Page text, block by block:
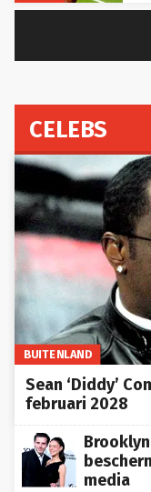
CELEBS
BUITENLAND
Sean ‘Diddy’
februari 2028
media